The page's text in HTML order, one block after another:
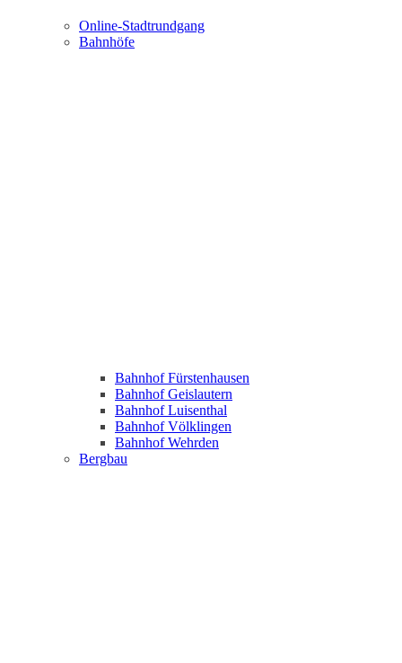
Online-Stadtrundgang
Bahnhöfe
Bahnhof Fürstenhausen
Bahnhof Geislautern
Bahnhof Luisenthal
Bahnhof Völklingen
Bahnhof Wehrden
Bergbau